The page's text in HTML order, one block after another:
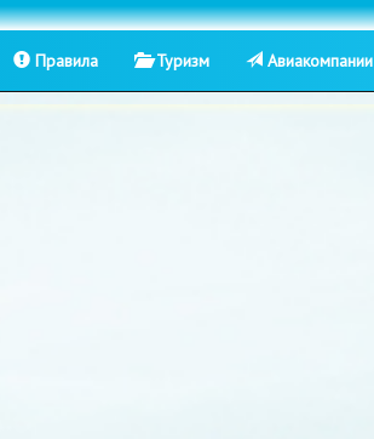
Правила Туризм Авиакомпании